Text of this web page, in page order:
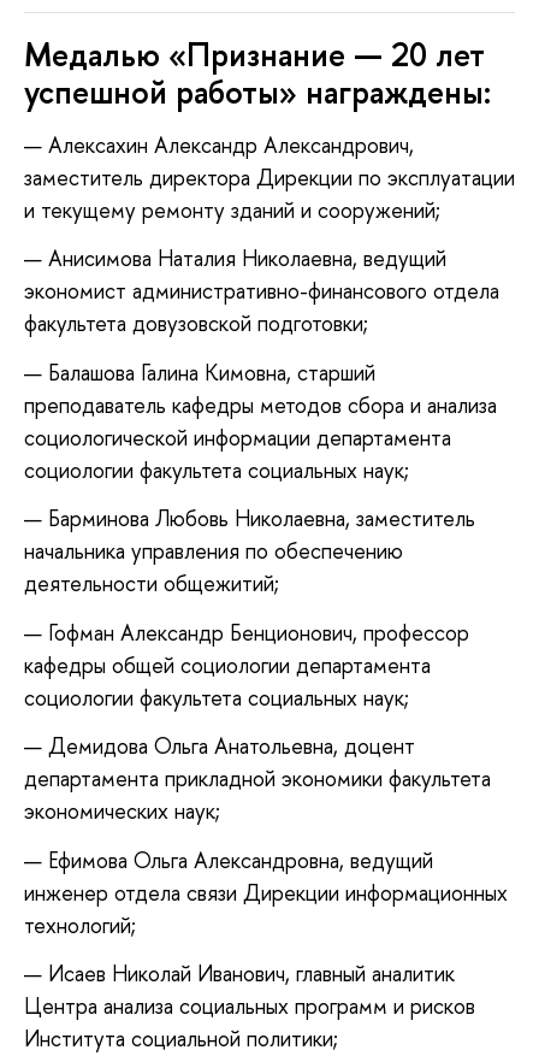
Медалью «Признание — 20 лет
успешной работы» награждены:
Алексахин Александр Александрович,
заместитель директора Дирекции по эксплуатации
и текущему ремонту зданий и сооружений;
Анисимова Наталия Николаевна, ведущий
экономист административно-финансового отдела
факультета довузовской подготовки;
Балашова Галина Кимовна, старший
преподаватель кафедры методов сбора и анализа
социологической информации департамента
социологии факультета социальных наук;
Барминова Любовь Николаевна, заместитель
начальника управления по обеспечению
деятельности общежитий;
Гофман Александр Бенционович, профессор
кафедры общей социологии департамента
социологии факультета социальных наук;
Демидова Ольга Анатольевна, доцент
департамента прикладной экономики факультета
экономических наук;
Ефимова Ольга Александровна, ведущий
инженер отдела связи Дирекции информационных
технологий;
Исаев Николай Иванович, главный аналитик
Центра анализа социальных программ и рисков
Института социальной политики;